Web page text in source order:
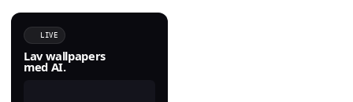
LIVE
Lav wallpapers
med AI.